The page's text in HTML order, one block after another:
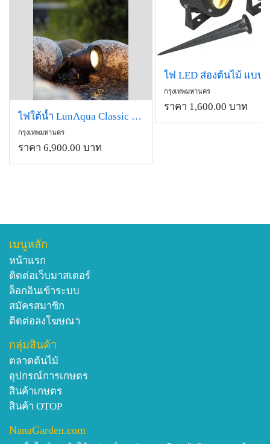
ไฟใต้น้ำ LunAqua Classic LED Set 3
กรุงเทพมหานคร
ราคา 6,900.00 บาท
กรุงเทพมหานคร
ราคา 1,600.00 บาท
เมนูหลัก
หน้าแรก
ติดต่อเว็บมาสเตอร์
ล็อกอินเข้าระบบ
สมัครสมาชิก
ติดต่อลงโฆษณา
กลุ่มสินค้า
ตลาดต้นไม้
อุปกรณ์การเกษตร
สินค้าเกษตร
สินค้า OTOP
NanaGarden.com